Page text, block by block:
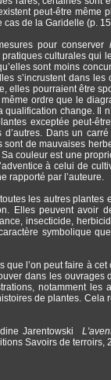
peut-être
cas de la Garidelle (p.
pour conserver
culturales qui
sont moins
s’incrustent dans
elles pourraient être
ordre que le
change. Il
exceptée peut-
d’autres. Dans un
de mauvaises
couleur est une
à celui de
rapporté par l’auteure.
les autres
Elles peuvent avoir
insecticide,
symbolique
que l’on peut faire à
dans les
notamment
de plantes.
Jarentowski
Savoirs de terroirs,